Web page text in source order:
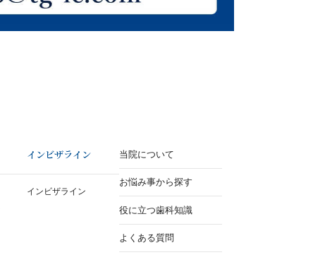
インビザライン
インビザライン
当院について
お悩み事から探す
役に立つ歯科知識
よくある質問